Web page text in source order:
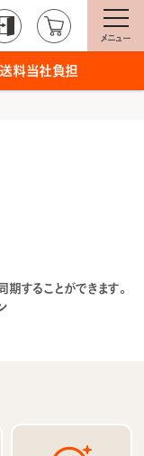
メニュー
料当社負担
することができます。